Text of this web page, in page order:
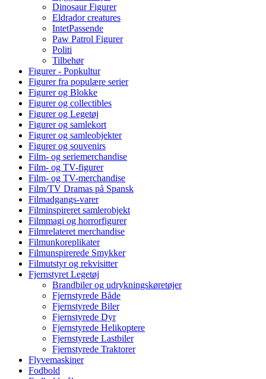
Dinosaur Figurer
Eldrador creatures
IntetPassende
Paw Patrol Figurer
Politi
Tilbehør
Figurer - Popkultur
Figurer fra populære serier
Figurer og Blokke
Figurer og collectibles
Figurer og Legetøj
Figurer og samlekort
Figurer og samleobjekter
Figurer og souvenirs
Film- og seriemerchandise
Film- og TV-figurer
Film- og TV-merchandise
Film/TV Dramas på Spansk
Filmadgangs-varer
Filminspireret samlerobjekt
Filmmagi og horrorfigurer
Filmrelateret merchandise
Filmunkoreplikater
Filmunspirerede Smykker
Filmutstyr og rekvisitter
Fjernstyret Legetøj
Brandbiler og udrykningskøretøjer
Fjernstyrede Både
Fjernstyrede Biler
Fjernstyrede Dyr
Fjernstyrede Helikoptere
Fjernstyrede Lastbiler
Fjernstyrede Traktorer
Flyvemaskiner
Fodbold